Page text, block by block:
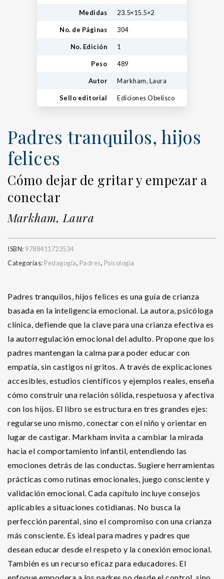
Medidas 23.5×15.5×2
No. de Páginas 304
No. Edición 1
Peso 489
Autor Markham, Laura
Sello editorial Ediciones Obelisco
Padres tranquilos, hijos
felices
Cómo dejar de gritar y empezar a
conectar
Markham, Laura
ISBN: 9788411723534
Categorías: Pedagogía, Padres, Psicología
Padres tranquilos, hijos felices es una guía de crianza
basada en la inteligencia emocional. La autora, psicóloga
clínica, defiende que la clave para una crianza efectiva es
la autorregulación emocional del adulto. Propone que los
padres mantengan la calma para poder educar con
empatía, sin castigos ni gritos. A través de explicaciones
accesibles, estudios científicos y ejemplos reales, enseña
cómo construir una relación sólida, respetuosa y afectiva
con los hijos. El libro se estructura en tres grandes ejes:
regularse uno mismo, conectar con el niño y orientar en
lugar de castigar. Markham invita a cambiar la mirada
hacia el comportamiento infantil, entendiendo las
emociones detrás de las conductas. Sugiere herramientas
prácticas como rutinas emocionales, juego consciente y
validación emocional. Cada capítulo incluye consejos
aplicables a situaciones cotidianas. No busca la
perfección parental, sino el compromiso con una crianza
más consciente. Es ideal para madres y padres que
desean educar desde el respeto y la conexión emocional.
También es un recurso eficaz para educadores. El